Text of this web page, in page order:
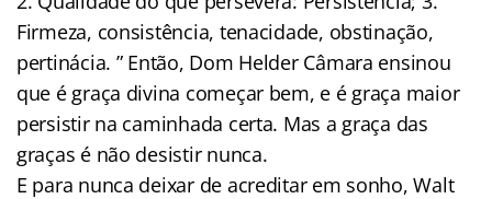
Firmeza, consistência, tenacidade, obstinação,
pertinácia. ” Então, Dom Helder Câmara ensinou
que é graça divina começar bem, e é graça maior
persistir na caminhada certa. Mas a graça das
graças é não desistir nunca.
E para nunca deixar de acreditar em sonho, Walt